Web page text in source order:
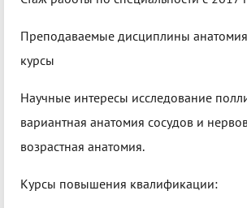
Преподаваемые дисциплины
курсы
Научные интересы исследование
вариантная анатомия сосудов и
возрастная анатомия.
Курсы повышения квалификации: